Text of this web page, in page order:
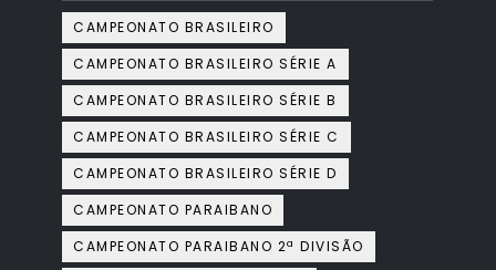
CAMPEONATO BRASILEIRO
CAMPEONATO BRASILEIRO SÉRIE A
CAMPEONATO BRASILEIRO SÉRIE B
CAMPEONATO BRASILEIRO SÉRIE C
CAMPEONATO BRASILEIRO SÉRIE D
CAMPEONATO PARAIBANO
CAMPEONATO PARAIBANO 2ª DIVISÃO